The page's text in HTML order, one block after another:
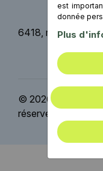
6418, rue St-
© 2026 Bâtiment
réservés. |
est
donnée
Plus